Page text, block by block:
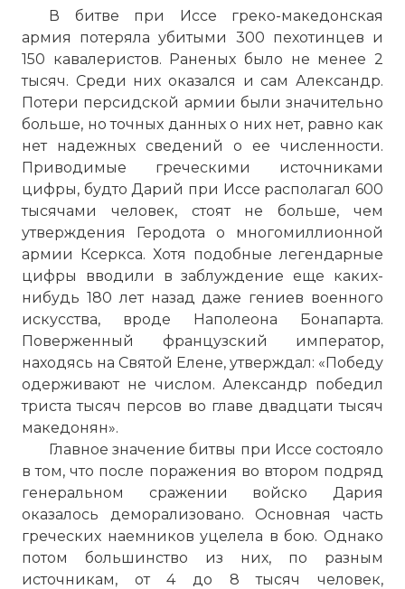
В битве при Иссе греко-македонская
армия потеряла убитыми 300 пехотинцев и
150 кавалеристов. Раненых было не менее 2
тысяч. Среди них оказался и сам Александр.
Потери персидской армии были значительно
больше, но точных данных о них нет, равно как
нет надежных сведений о ее численности.
Приводимые греческими источниками
цифры, будто Дарий при Иссе располагал 600
тысячами человек, стоят не больше, чем
утверждения Геродота о многомиллионной
армии Ксеркса. Хотя подобные легендарные
цифры вводили в заблуждение еще каких-
нибудь 180 лет назад даже гениев военного
искусства, вроде Наполеона Бонапарта.
Поверженный французский император,
находясь на Святой Елене, утверждал: «Победу
одерживают не числом. Александр победил
триста тысяч персов во главе двадцати тысяч
македонян».
Главное значение битвы при Иссе состояло
в том, что после поражения во втором подряд
генеральном сражении войско Дария
оказалось деморализовано. Основная часть
греческих наемников уцелела в бою. Однако
потом большинство из них, по разным
источникам, от 4 до 8 тысяч человек,